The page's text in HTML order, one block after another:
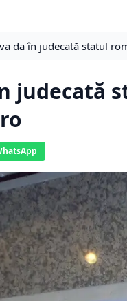
da în judecată statul
judecată